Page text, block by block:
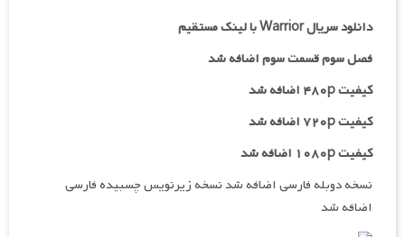
دانلود سریال Warrior با لینک مستقیم
فصل سوم قسمت سوم اضافه شد
کیفیت ۴۸۰p اضافه شد
کیفیت ۷۲۰p اضافه شد
کیفیت ۱۰۸۰p اضافه شد
نسخه دوبله فارسی اضافه شد نسخه زیرنویس چسبیده فارسی
اضافه شد